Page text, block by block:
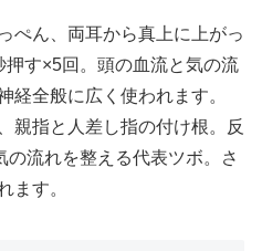
ぺん、両耳から真上に上がっ
す×5回。頭の血流と気の流
経全般に広く使われます。
親指と人差し指の付け根。反
流れを整える代表ツボ。さ
ます。